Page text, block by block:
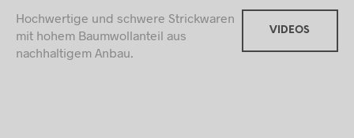
Hochwertige und schwere Strickwaren
mit hohem Baumwollanteil aus
nachhaltigem Anbau.
VIDEOS